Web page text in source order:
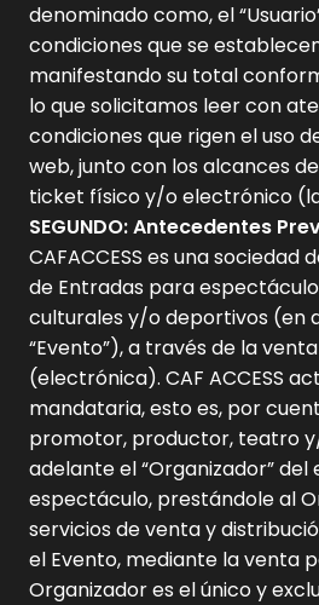
denominado como, el
condiciones que se
manifestando su total
lo que solicitamos leer con
condiciones que rigen el uso
web, junto con los alcances
ticket físico y/o electrónico
SEGUNDO: Antecedentes
CAFACCESS es una sociedad
de Entradas para
culturales y/o deportivos (en
“Evento”), a través de la
(electrónica). CAF ACCESS
mandataria, esto es, por
promotor, productor, teatro
adelante el “Organizador”
espectáculo, prestándole al
servicios de venta y
el Evento, mediante la venta
Organizador es el único y